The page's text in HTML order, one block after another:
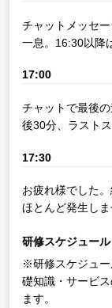
チャットメッセ
一息。16:30以降
17:00
チャットで最後
後30分、ラストス
17:30
お疲れ様でした
ほとんど発生しま
研修スケジュール
※研修スケジュー
礎知識・サービ
ます。